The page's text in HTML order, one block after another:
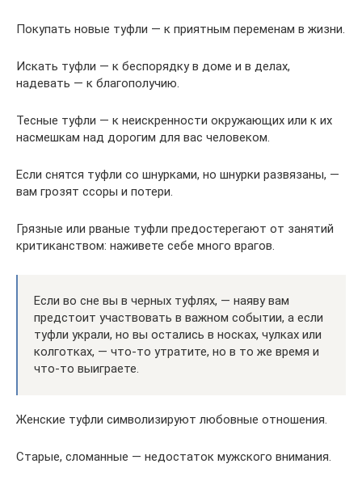
Покупать новые туфли — к приятным переменам в жизни.
Искать туфли — к беспорядку в доме и в делах,
надевать — к благополучию.
Тесные туфли — к неискренности окружающих или к их
насмешкам над дорогим для вас человеком.
Если снятся туфли со шнурками, но шнурки развязаны, —
вам грозят ссоры и потери.
Грязные или рваные туфли предостерегают от занятий
критиканством: наживете себе много врагов.
Если во сне вы в черных туфлях, — наяву вам
предстоит участвовать в важном событии, а если
туфли украли, но вы остались в носках, чулках или
колготках, — что-то утратите, но в то же время и
что-то выиграете.
Женские туфли символизируют любовные отношения.
Старые, сломанные — недостаток мужского внимания.